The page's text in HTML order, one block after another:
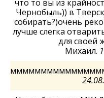
что то вы из
Чернобыль)) в
собирать?)очень
лучше слегка
для своей
Михаил.